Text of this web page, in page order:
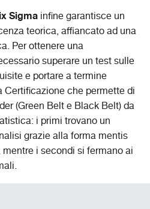
Sigmainfine garantisce un
teorica, affiancato ad una
Per ottenere una
superare un test sulle
e portare a termine
Certificazione che permette di
(Green Belt e Black Belt) da
i primi trovano un
grazie alla forma mentis
i secondi si fermano ai